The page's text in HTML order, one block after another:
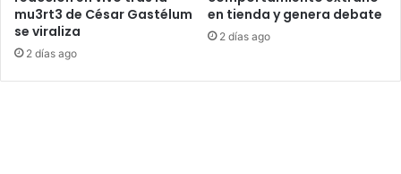
mu3rt3 de César Gastélum
se viraliza
2 días ago
en tienda y genera debate
2 días ago